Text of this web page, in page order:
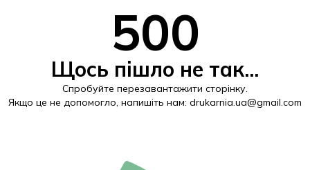
500
Щось пішло не так...
Спробуйте перезавантажити сторінку.
Якщо це не допомогло, напишіть нам: drukarnia.ua@gmail.com